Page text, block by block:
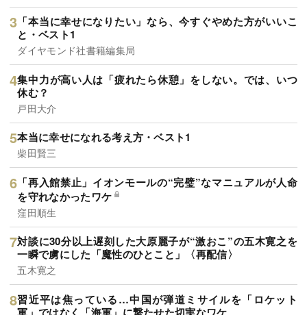
「本当に幸せになりたい」なら、今すぐやめた方がいいこ
と・ベスト1
ダイヤモンド社書籍編集局
集中力が高い人は「疲れたら休憩」をしない。では、いつ
休む？
戸田大介
本当に幸せになれる考え方・ベスト1
柴田賢三
「再入館禁止」イオンモールの“完璧”なマニュアルが人命
を守れなかったワケ
窪田順生
対談に30分以上遅刻した大原麗子が“激おこ”の五木寛之を
一瞬で虜にした「魔性のひとこと」〈再配信〉
五木寛之
習近平は焦っている…中国が弾道ミサイルを「ロケット